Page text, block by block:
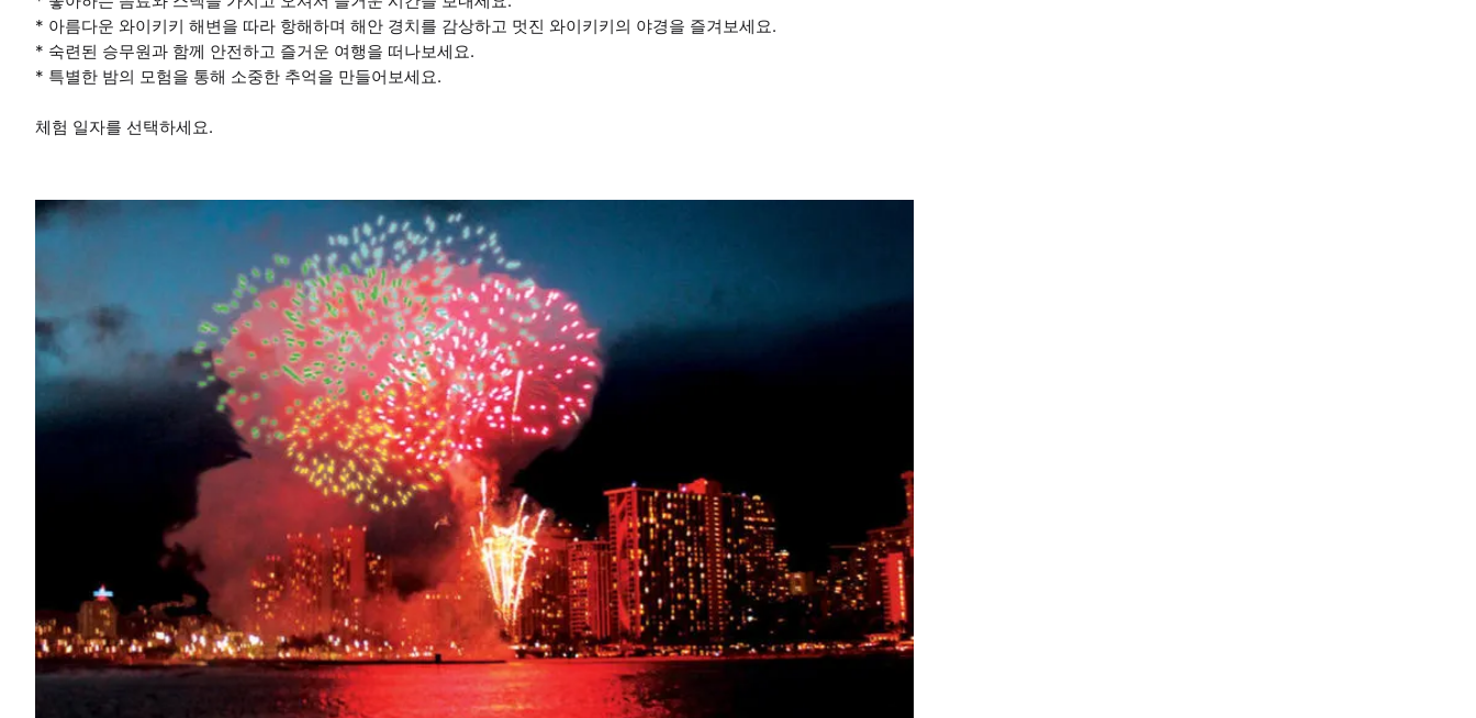
* 아름다운 와이키키 해변을 따라 항해하며 해안 경치를 감상하고 멋진 와이키키의 야경을 즐겨보세요.
* 숙련된 승무원과 함께 안전하고 즐거운 여행을 떠나보세요.
* 특별한 밤의 모험을 통해 소중한 추억을 만들어보세요.
체험 일자를 선택하세요.